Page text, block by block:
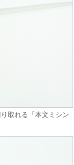
取れる「本文ミシン